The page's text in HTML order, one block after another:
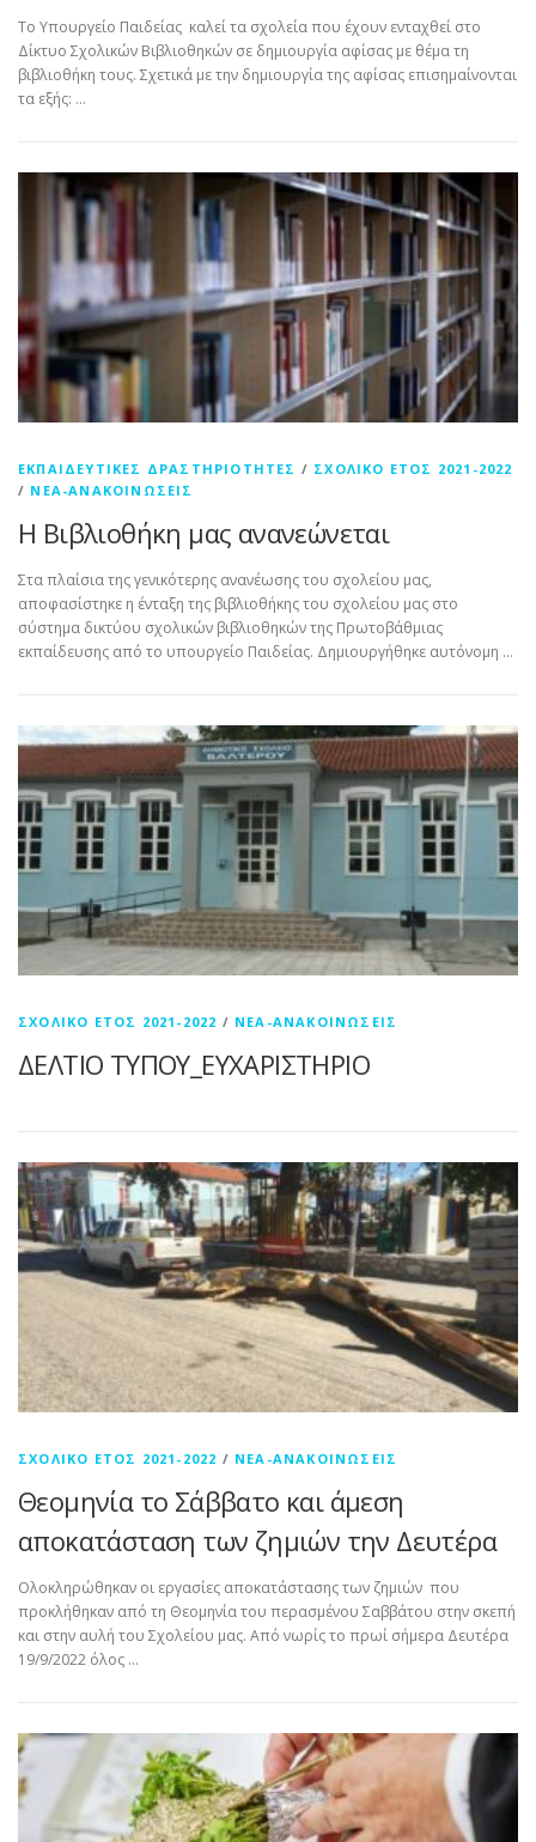
Το Υπουργείο Παιδείας καλεί τα σχολεία που έχουν ενταχθεί στο
Δίκτυο Σχολικών Βιβλιοθηκών σε δημιουργία αφίσας με θέμα τη
βιβλιοθήκη τους. Σχετικά με την δημιουργία της αφίσας επισημαίνονται
τα εξής: …
ΕΚΠΑΙΔΕΥΤΙΚΈΣ ΔΡΑΣΤΗΡΙΌΤΗΤΕΣ / ΣΧΟΛΙΚΌ ΈΤΟΣ 2021-2022
/ ΝΈΑ-ΑΝΑΚΟΙΝΏΣΕΙΣ
Η Βιβλιοθήκη μας ανανεώνεται
Στα πλαίσια της γενικότερης ανανέωσης του σχολείου μας,
αποφασίστηκε η ένταξη της βιβλιοθήκης του σχολείου μας στο
σύστημα δικτύου σχολικών βιβλιοθηκών της Πρωτοβάθμιας
εκπαίδευσης από το υπουργείο Παιδείας. Δημιουργήθηκε αυτόνομη …
ΣΧΟΛΙΚΌ ΈΤΟΣ 2021-2022 / ΝΈΑ-ΑΝΑΚΟΙΝΏΣΕΙΣ
ΔΕΛΤΙΟ ΤΥΠΟΥ_ΕΥΧΑΡΙΣΤΗΡΙΟ
ΣΧΟΛΙΚΌ ΈΤΟΣ 2021-2022 / ΝΈΑ-ΑΝΑΚΟΙΝΏΣΕΙΣ
Θεομηνία το Σάββατο και άμεση
αποκατάσταση των ζημιών την Δευτέρα
Ολοκληρώθηκαν οι εργασίες αποκατάστασης των ζημιών που
προκλήθηκαν από τη Θεομηνία του περασμένου Σαββάτου στην σκεπή
και στην αυλή του Σχολείου μας. Από νωρίς το πρωί σήμερα Δευτέρα
19/9/2022 όλος …